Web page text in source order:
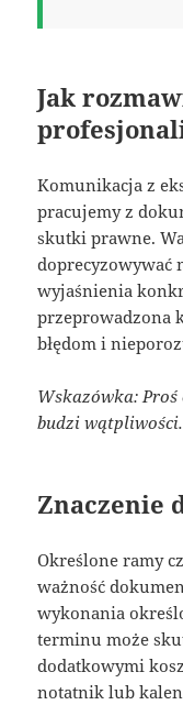
Jak
Komunikacja z
pracujemy z
skutki prawne.
doprecyzowywać
wyjaśnienia
przeprowadzona
błędom i
Wskazówka:
budzi wątpliwości.
Znaczenie
Określone ramy
ważność
wykonania
terminu może
dodatkowymi
notatnik lub